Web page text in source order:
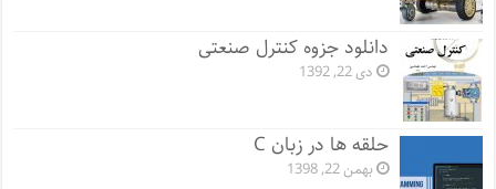
دانلود جزوه کنترل صنعتی
دی 22, 1392
حلقه ها در زبان C
بهمن 22, 1398